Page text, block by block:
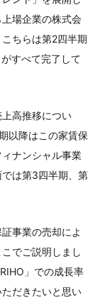
場企業の株式会
ちらは第2四半期
すべて完了して
高推移につい
以降はこの家賃保
ナンシャル事業
は第3四半期、第
事業の売却によ
でご説明しまし
」での成長率
だきたいと思い